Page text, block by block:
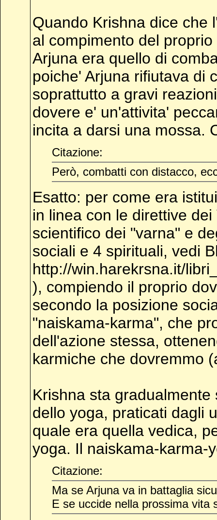
Quando Krishna dice che
al compimento del
Arjuna era quello di
poiche' Arjuna rifiutava di
soprattutto a gravi
dovere e' un'attivita'
incita a darsi una mossa.
Citazione:
Però, combatti con distacco,
Esatto: per come era
in linea con le direttive
scientifico dei "varna" e
sociali e 4 spirituali, vedi
http://win.harekrsna.it/
), compiendo il proprio
secondo la posizione
"naiskama-karma", che
dell'azione stessa,
karmiche che dovremmo
Krishna sta
dello yoga, praticati dagli
quale era quella vedica,
yoga. Il naiskama-karma-
Citazione:
Ma se Arjuna va in battaglia
E se uccide nella prossima vita